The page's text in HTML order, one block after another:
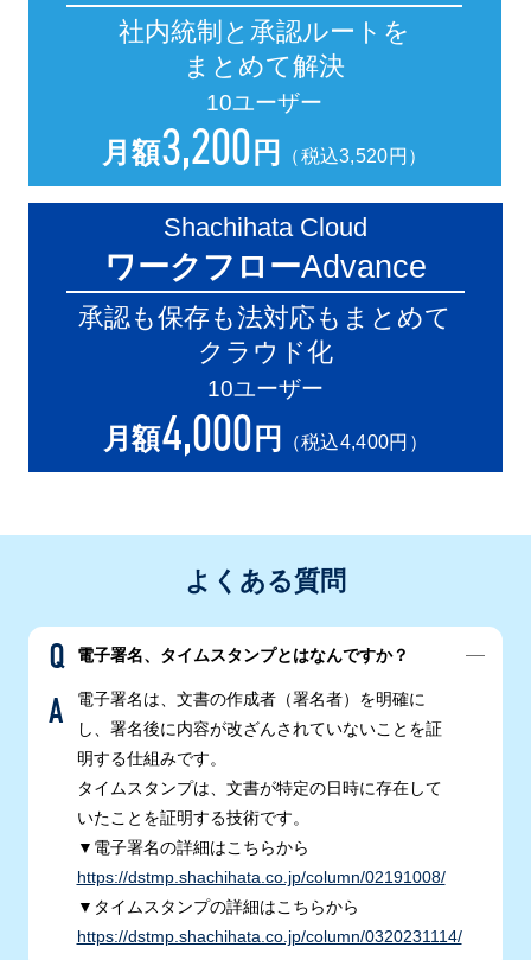
社内統制と承認ルートを
まとめて解決
10ユーザー
月額3,200 円 （税込3,520円）
Shachihata Cloud
ワークフローAdvance
承認も保存も法対応もまとめて
クラウド化
10ユーザー
月額4,000 円 （税込4,400円）
よくある質問
電子署名、タイムスタンプとはなんですか？
電子署名は、文書の作成者（署名者）を明確に
し、署名後に内容が改ざんされていないことを証
明する仕組みです。
タイムスタンプは、文書が特定の日時に存在して
いたことを証明する技術です。
▼電子署名の詳細はこちらから
https://dstmp.shachihata.co.jp/column/02191008/
▼タイムスタンプの詳細はこちらから
https://dstmp.shachihata.co.jp/column/0320231114/